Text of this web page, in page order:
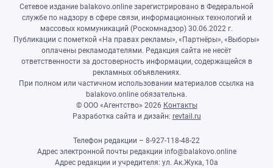
Сетевое издание balakovo.online зарегистрировано в Федеральной
службе по надзору в сфере связи, информационных технологий и
массовых коммуникаций (Роскомнадзор) 30.06.2022 г.
Публикации с пометкой «На правах рекламы», «Партнёры», «Выборы»
оплачены рекламодателями. Редакция сайта не несёт
ответственности за достоверность информации, содержащейся в
рекламных объявлениях.
При полном или частичном использовании материалов ссылка на
balakovo.online обязательна.
© ООО «Агентство» 2026 Контакты
Разработка сайта и дизайн: revtail.ru
Телефон редакции – 8-927-118-48-22
Адрес электронной почты редакции info@balakovo.online
Адрес редакции и учредителя: ул. Ак.Жука, 10а